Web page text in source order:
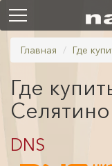
Главная Где
Где
Селятино
DNS